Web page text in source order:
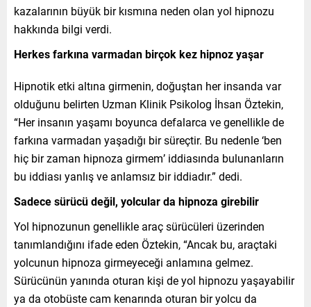
kazalarının büyük bir kısmına neden olan yol hipnozu
hakkında bilgi verdi.
Herkes farkına varmadan birçok kez hipnoz yaşar
Hipnotik etki altına girmenin, doğuştan her insanda var
olduğunu belirten Uzman Klinik Psikolog İhsan Öztekin,
“Her insanın yaşamı boyunca defalarca ve genellikle de
farkına varmadan yaşadığı bir süreçtir. Bu nedenle ‘ben
hiç bir zaman hipnoza girmem’ iddiasında bulunanların
bu iddiası yanlış ve anlamsız bir iddiadır.” dedi.
Sadece sürücü değil, yolcular da hipnoza girebilir
Yol hipnozunun genellikle araç sürücüleri üzerinden
tanımlandığını ifade eden Öztekin, “Ancak bu, araçtaki
yolcunun hipnoza girmeyeceği anlamına gelmez.
Sürücünün yanında oturan kişi de yol hipnozu yaşayabilir
ya da otobüste cam kenarında oturan bir yolcu da